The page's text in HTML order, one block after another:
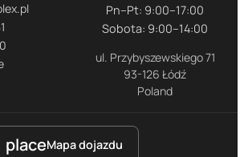
Pn–Pt: 9:00–17:00
Sobota: 9:00–14:00
ul. Przybyszewskiego 71
93-126 Łódź
Poland
placeMapa dojazdu